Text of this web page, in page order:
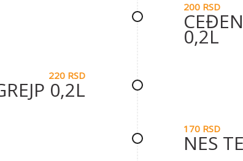
200 RSD
0,2L
220 RSD
0,2L
170 RSD
NES